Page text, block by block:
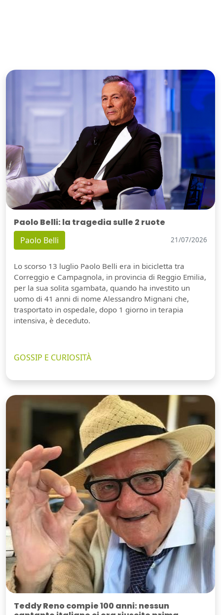
Paolo Belli: la tragedia sulle 2 ruote
Paolo Belli 21/07/2026
Lo scorso 13 luglio Paolo Belli era in bicicletta tra
Correggio e Campagnola, in provincia di Reggio Emilia,
per la sua solita sgambata, quando ha investito un
uomo di 41 anni di nome Alessandro Mignani che,
trasportato in ospedale, dopo 1 giorno in terapia
intensiva, è deceduto.
GOSSIP E CURIOSITÀ
Teddy Reno compie 100 anni: nessun